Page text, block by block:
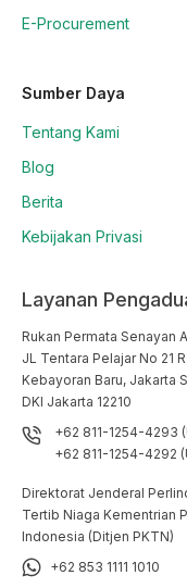
E-Procurement
Sumber Daya
Tentang Kami
Blog
Berita
Kebijakan Privasi
Layanan
Rukan Permata Senayan
JL Tentara Pelajar No 21
Kebayoran Baru, Jakarta
DKI Jakarta 12210
+62 811-1254-4293
+62 811-1254-4292
Direktorat Jenderal
Tertib Niaga Kementrian
Indonesia (Ditjen PKTN)
+62 853 1111 1010